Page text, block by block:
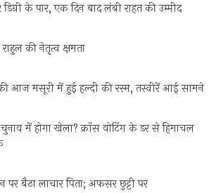
के पार, एक दिन बाद लंबी राहत की उम्मीद
की नेतृत्व क्षमता
आज मसूरी में हुई हल्दी की रस्म, तस्वीरें आई सामने
चुनाव में होगा खेला? क्रॉस वोटिंग के डर से हिमाचल
पर बैठा लाचार पिता; अफसर छुट्टी पर